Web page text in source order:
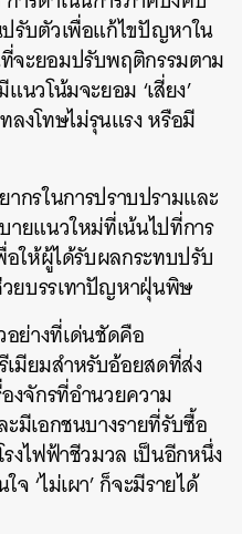
รับตัวเพื่อแก้ไขปัญหาใน
จะยอมปรับพฤติกรรมตาม
นวโน้มจะยอม ‘เสี่ยง’
งโทษไม่รุนแรง หรือมี
กรในการปราบปรามและ
ายแนวใหม่ที่เน้นไปที่การ
อให้ผู้ได้รับผลกระทบปรับ
ยบรรเทาปัญหาฝุ่นพิษ
ย่างที่เด่นชัดคือ
มียมสำหรับอ้อยสดที่ส่ง
งจักรที่อำนวยความ
มีเอกชนบางรายที่รับซื้อ
รงไฟฟ้าชีวมวล เป็นอีกหนึ่ง
‘ไม่เผา’ ก็จะมีรายได้